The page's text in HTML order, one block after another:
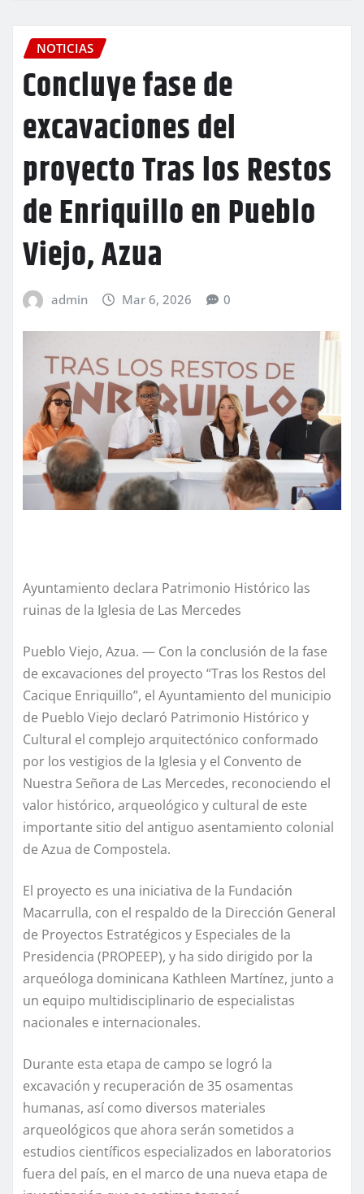
NOTICIAS
Concluye fase de
excavaciones del
proyecto Tras los Restos
de Enriquillo en Pueblo
Viejo, Azua
admin Mar 6, 2026 0
Ayuntamiento declara Patrimonio Histórico las
ruinas de la Iglesia de Las Mercedes
Pueblo Viejo, Azua. — Con la conclusión de la fase
de excavaciones del proyecto “Tras los Restos del
Cacique Enriquillo”, el Ayuntamiento del municipio
de Pueblo Viejo declaró Patrimonio Histórico y
Cultural el complejo arquitectónico conformado
por los vestigios de la Iglesia y el Convento de
Nuestra Señora de Las Mercedes, reconociendo el
valor histórico, arqueológico y cultural de este
importante sitio del antiguo asentamiento colonial
de Azua de Compostela.
El proyecto es una iniciativa de la Fundación
Macarrulla, con el respaldo de la Dirección General
de Proyectos Estratégicos y Especiales de la
Presidencia (PROPEEP), y ha sido dirigido por la
arqueóloga dominicana Kathleen Martínez, junto a
un equipo multidisciplinario de especialistas
nacionales e internacionales.
Durante esta etapa de campo se logró la
excavación y recuperación de 35 osamentas
humanas, así como diversos materiales
arqueológicos que ahora serán sometidos a
estudios científicos especializados en laboratorios
fuera del país, en el marco de una nueva etapa de